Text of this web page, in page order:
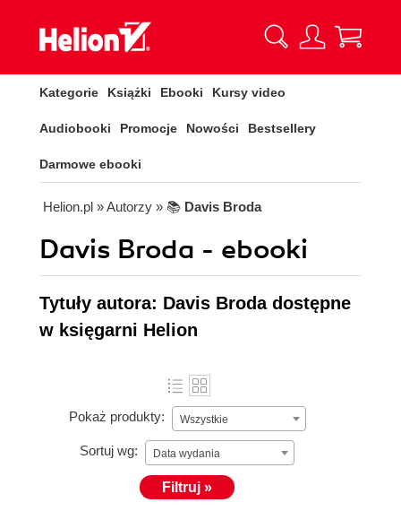
Kategorie Książki Ebooki Kursy video
Audiobooki Promocje Nowości Bestsellery
Darmowe ebooki
Helion.pl » Autorzy » 📚 Davis Broda
Davis Broda - ebooki
Tytuły autora: Davis Broda dostępne
w księgarni Helion
Pokaż produkty: Wszystkie
Sortuj wg: Data wydania
Filtruj »